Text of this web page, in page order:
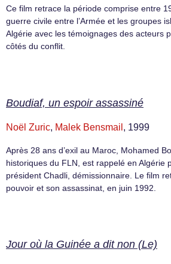
Ce film retrace la période comprise entre
guerre civile entre l’Armée et les groupes
Algérie avec les témoignages des acteurs
côtés du conflit.
Boudiaf, un espoir assassiné
Noël Zuric, Malek Bensmail , 1999
Après 28 ans d’exil au Maroc, Mohamed
historiques du FLN, est rappelé en Algérie
président Chadli, démissionnaire. Le film
pouvoir et son assassinat, en juin 1992.
Jour où la Guinée a dit non (Le)